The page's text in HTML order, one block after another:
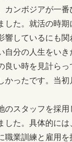
カンボジアが一
した。就活の時
響しているにも
自分の人生をい
良い時を見計ら
かったです。当
のスタッフを採
した。具体的に
職業訓練と雇用